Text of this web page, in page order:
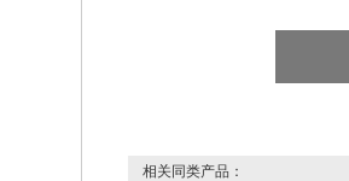
相关同类产品：